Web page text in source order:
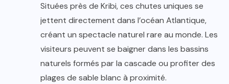
Situées près de Kribi, ces chutes uniques se
jettent directement dans l’océan Atlantique,
créant un spectacle naturel rare au monde. Les
visiteurs peuvent se baigner dans les bassins
naturels formés par la cascade ou profiter des
plages de sable blanc à proximité.